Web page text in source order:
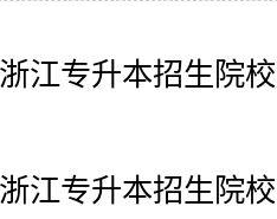
江专升本招生院
江专升本招生院